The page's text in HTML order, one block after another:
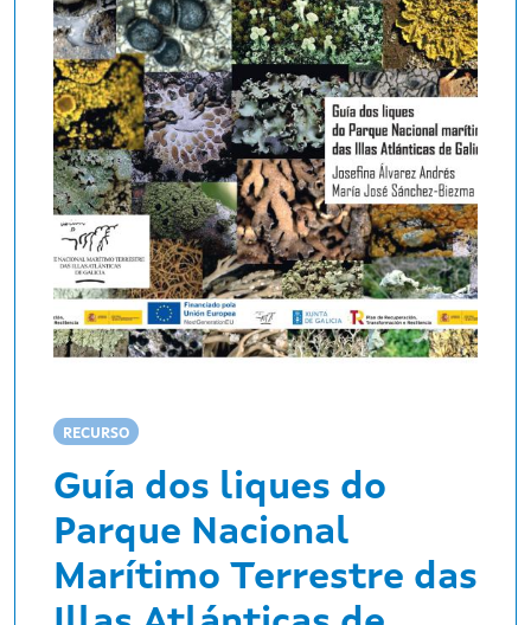
RECURSO
Guía dos liques do
Parque Nacional
Marítimo Terrestre das